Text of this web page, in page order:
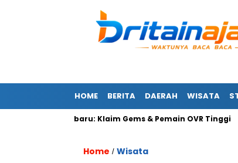
HOME BERITA DAERAH WISATA
Terbaru: Klaim Gems & Pemain OVR Tinggi
Home / Wisata